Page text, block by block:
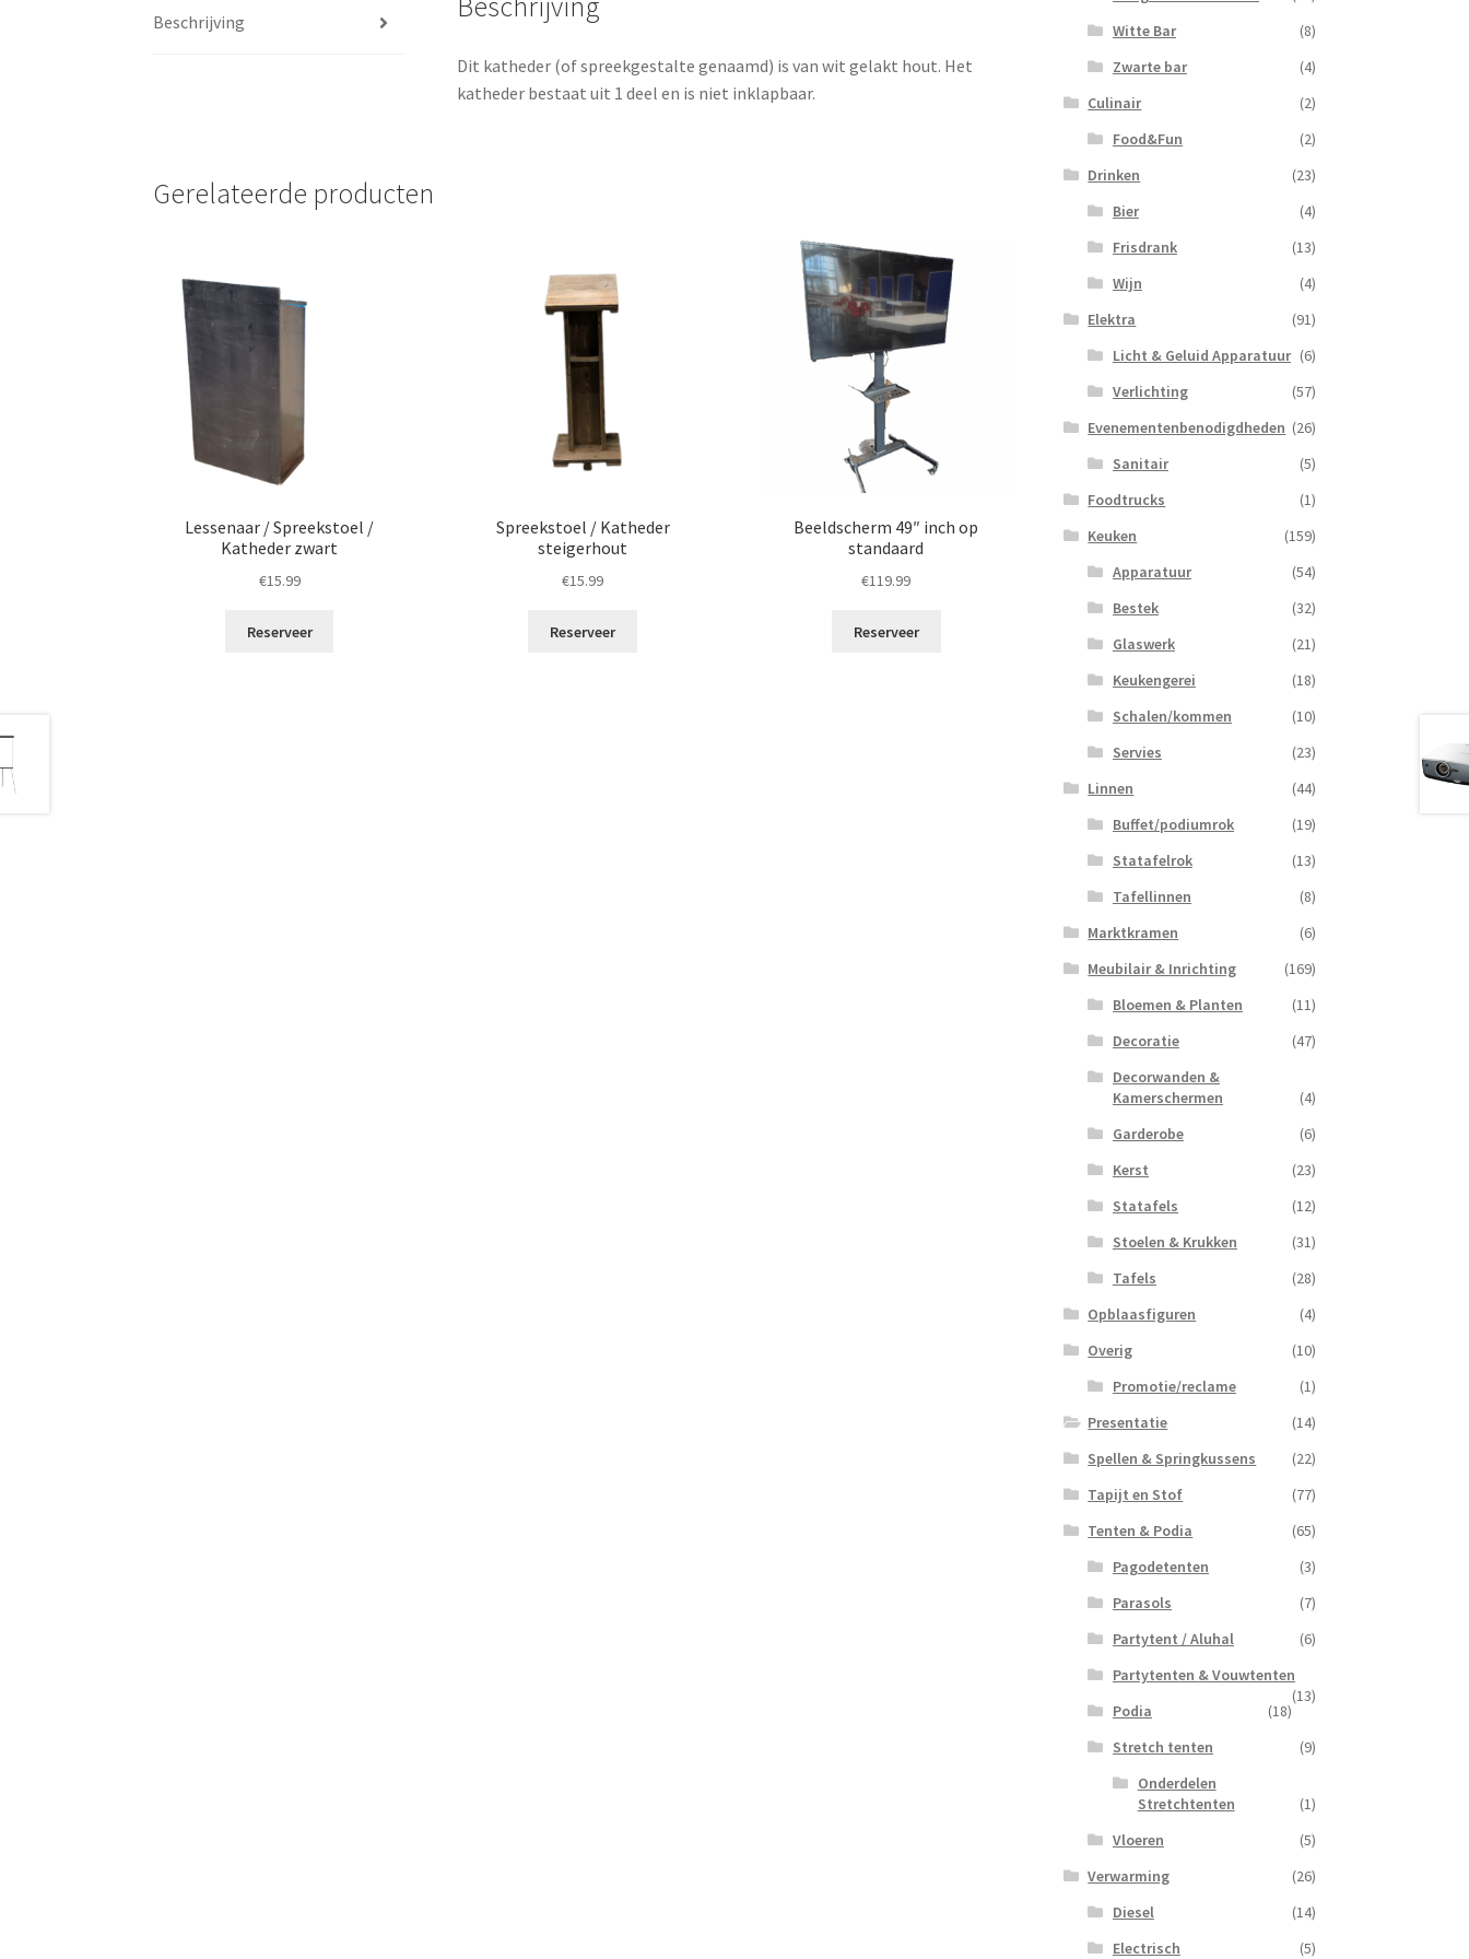
Beschrijving
Dit katheder (of spreekgestalte genaamd) is van wit gelakt hout. Het
katheder bestaat uit 1 deel en is niet inklapbaar.
Gerelateerde producten
Lessenaar / Spreekstoel /
Katheder zwart
€15.99
Reserveer
Spreekstoel / Katheder
steigerhout
€15.99
Reserveer
Beeldscherm 49″ inch op
standaard
€119.99
Reserveer
Witte Bar
(8)
Zwarte bar
(4)
Culinair
(2)
Food&Fun
(2)
Drinken
(23)
Bier
(4)
Frisdrank
(13)
Wijn
(4)
Elektra
(91)
Licht & Geluid Apparatuur (6)
Verlichting
(57)
Evenementenbenodigdheden (26)
Sanitair
(5)
Foodtrucks
(1)
Keuken
(159)
Apparatuur
(54)
Bestek
(32)
Glaswerk
(21)
Keukengerei
(18)
Schalen/kommen
(10)
Servies
(23)
Linnen
(44)
Buffet/podiumrok
(19)
Statafelrok
(13)
Tafellinnen
(8)
Marktkramen
(6)
Meubilair & Inrichting
(169)
Bloemen & Planten
(11)
Decoratie
(47)
Decorwanden &
Kamerschermen
(4)
Garderobe
(6)
Kerst
(23)
Statafels
(12)
Stoelen & Krukken
(31)
Tafels
(28)
Opblaasfiguren
(4)
Overig
(10)
Promotie/reclame
(1)
Presentatie
(14)
Spellen & Springkussens
(22)
Tapijt en Stof
(77)
Tenten & Podia
(65)
Pagodetenten
(3)
Parasols
(7)
Partytent / Aluhal
(6)
Partytenten & Vouwtenten
(13)
Podia
(18)
Stretch tenten
(9)
Onderdelen
Stretchtenten
(1)
Vloeren
(5)
Verwarming
(26)
Diesel
(14)
Electrisch
(5)